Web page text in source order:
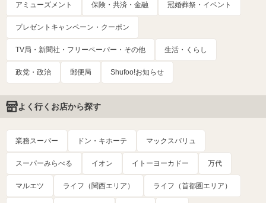
アミューズメント 保険・共済・金融 冠婚葬祭・イベント
プレゼントキャンペーン・クーポン
TV局・新聞社・フリーペーパー・その他 生活・くらし
政党・政治 郵便局 Shufoo!お知らせ
よく行くお店から探す
業務スーパー ドン・キホーテ マックスバリュ
スーパーみらべる イオン イトーヨーカドー 万代
マルエツ ライフ（関西エリア） ライフ（首都圏エリア）